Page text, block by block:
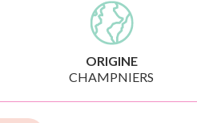
ORIGINE
CHAMPNIERS